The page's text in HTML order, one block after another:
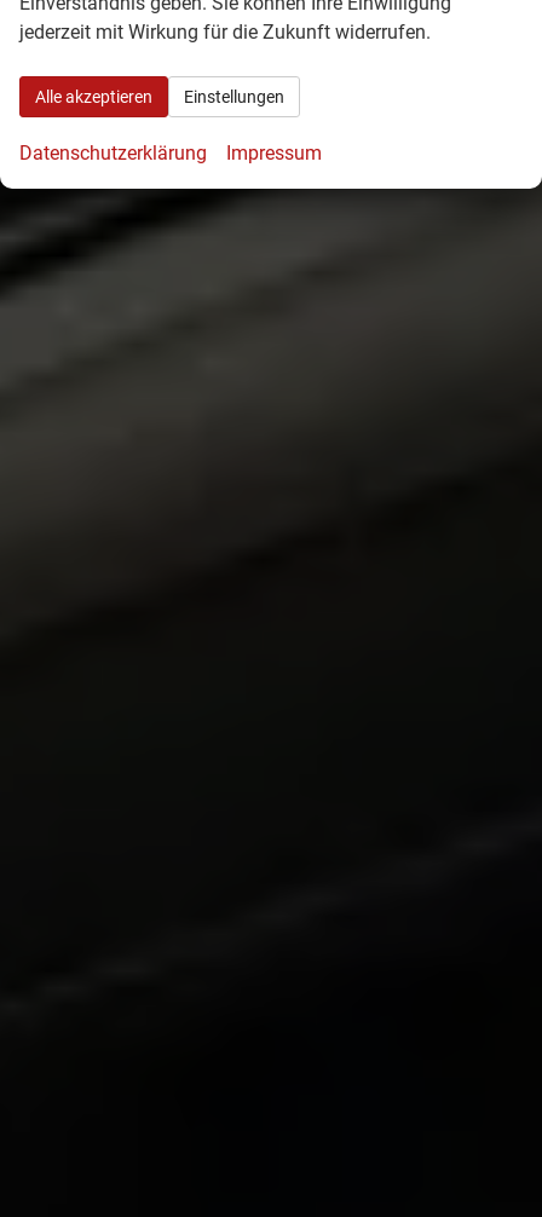
jederzeit mit Wirkung für die Zukunft widerrufen.
Alle akzeptieren Einstellungen
Datenschutzerklärung Impressum